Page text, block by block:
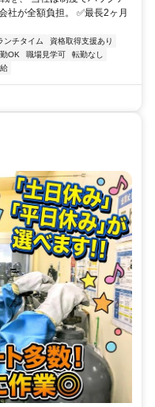
社が全額負担。 ✅最長2ヶ月
ンチタイム
資格取得支援あり
OK 職場見学可
転勤なし